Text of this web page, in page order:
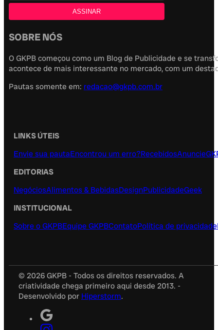
SOBRE NÓS
O GKPB começou como um Blog de Publicidade e se
acontece de mais interessante no mercado, com um
Pautas somente em: redacao@gkpb.com.br
LINKS ÚTEIS
Envie sua pautaEncontrou um erro?RecebidosAnuncie
EDITORIAS
NegóciosAlimentos & BebidasDesignPublicidadeGeek
INSTITUCIONAL
Sobre o GKPBEquipe GKPBContatoPolítica de privacidade
© 2026 GKPB - Todos os direitos reservados. A
criatividade chega primeiro aqui desde 2013. -
Desenvolvido por Hiperstorm.